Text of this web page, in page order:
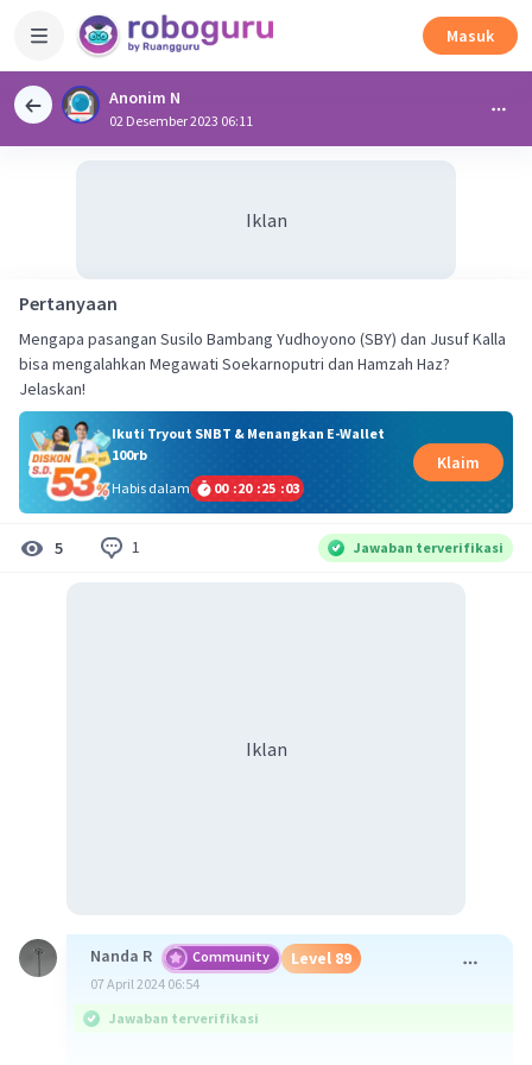
Masuk
Anonim N
02 Desember 2023 06:11
Iklan
Pertanyaan
Mengapa pasangan Susilo Bambang Yudhoyono (SBY) dan Jusuf Kalla
bisa mengalahkan Megawati Soekarnoputri dan Hamzah Haz?
Jelaskan!
Ikuti Tryout SNBT & Menangkan E-Wallet
100rb
Habis dalam
00 :20 :25 :03
Klaim
5 1 Jawaban terverifikasi
Iklan
Nanda R Community Level 89
07 April 2024 06:54
Jawaban terverifikasi